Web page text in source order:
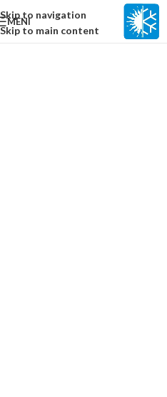
Skip to navigation
Skip to main content
MENI